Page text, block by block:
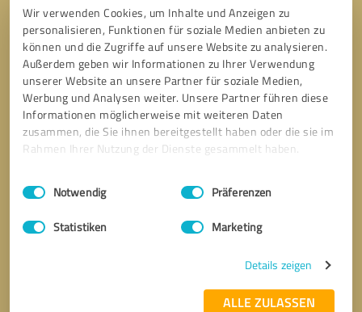
Wir verwenden Cookies, um Inhalte und Anzeigen zu
personalisieren, Funktionen für soziale Medien anbieten zu
können und die Zugriffe auf unsere Website zu analysieren.
Außerdem geben wir Informationen zu Ihrer Verwendung
unserer Website an unsere Partner für soziale Medien,
Werbung und Analysen weiter. Unsere Partner führen diese
Informationen möglicherweise mit weiteren Daten
zusammen, die Sie ihnen bereitgestellt haben oder die sie im
Rahmen Ihrer Nutzung der Dienste gesammelt haben.
Impressum Datenschutzbestimmungen
Einwilligungsauswahl
Notwendig Präferenzen
Statistiken Marketing
Details zeigen
ALLE ZULASSEN
* Erforderliche Angaben